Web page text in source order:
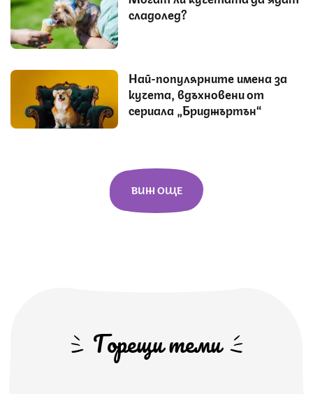
сладолед?
Най-популярните имена за
кучета, вдъхновени от
сериала „Бриджъртън“
ВИЖ ОЩЕ
Горещи теми